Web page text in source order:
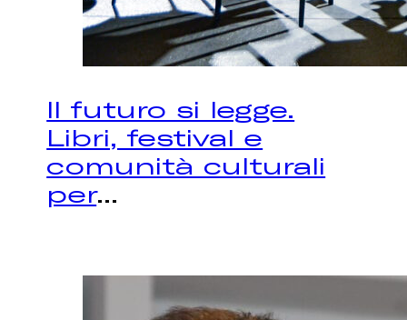
Il futuro si legge.
Libri, festival e
comunità culturali
per...